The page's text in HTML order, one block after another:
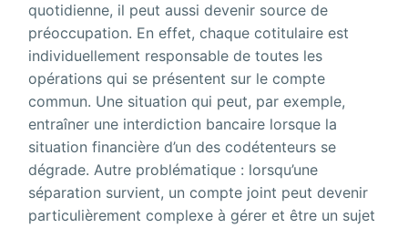
quotidienne, il peut aussi devenir source de
préoccupation. En effet, chaque cotitulaire est
individuellement responsable de toutes les
opérations qui se présentent sur le compte
commun. Une situation qui peut, par exemple,
entraîner une interdiction bancaire lorsque la
situation financière d’un des codétenteurs se
dégrade. Autre problématique : lorsqu’une
séparation survient, un compte joint peut devenir
particulièrement complexe à gérer et être un sujet